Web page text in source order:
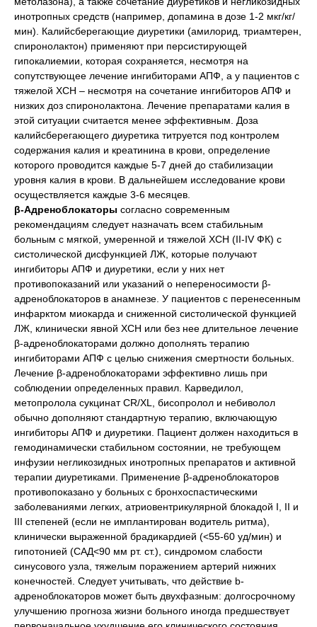
инотропных средств (например, допамина в дозе 1-2 мкг/кг/
мин). Калийсберегающие диуретики (амилорид, триамтерен,
спиронолактон) применяют при персистирующей
гипокалиемии, которая сохраняется, несмотря на
сопутствующее лечение ингибиторами АПФ, а у пациентов с
тяжелой ХСН – несмотря на сочетание ингибиторов АПФ и
низких доз спиронолактона. Лечение препаратами калия в
этой ситуации считается менее эффективным. Доза
калийсберегающего диуретика титруется под контролем
содержания калия и креатинина в крови, определение
которого проводится каждые 5-7 дней до стабилизации
уровня калия в крови. В дальнейшем исследование крови
осуществляется каждые 3-6 месяцев.
β-Адреноблокаторы согласно современным
рекомендациям следует назначать всем стабильным
больным с мягкой, умеренной и тяжелой ХСН (ІІ-IV ФК) с
систолической дисфункцией ЛЖ, которые получают
ингибиторы АПФ и диуретики, если у них нет
противопоказаний или указаний о непереносимости β-
адреноблокаторов в анамнезе. У пациентов с перенесенным
инфарктом миокарда и сниженной систолической функцией
ЛЖ, клинически явной ХСН или без нее длительное лечение
β-адреноблокаторами должно дополнять терапию
ингибиторами АПФ с целью снижения смертности больных.
Лечение β-адреноблокаторами эффективно лишь при
соблюдении определенных правил. Карведилол,
метопролола сукцинат CR/XL, бисопролол и небиволол
обычно дополняют стандартную терапию, включающую
ингибиторы АПФ и диуретики. Пациент должен находиться в
гемодинамически стабильном состоянии, не требующем
инфузии негликозидных инотропных препаратов и активной
терапии диуретиками. Применение β-адреноблокаторов
противопоказано у больных с бронхоспастическими
заболеваниями легких, атриовентрикулярной блокадой I, II и
III степеней (если не имплантирован водитель ритма),
клинически выраженной брадикардией (<55-60 уд/мин) и
гипотонией (САД<90 мм рт. ст.), синдромом слабости
синусового узла, тяжелым поражением артерий нижних
конечностей. Следует учитывать, что действие b-
адреноблокаторов может быть двухфазным: долгосрочному
улучшению прогноза жизни больного иногда предшествует